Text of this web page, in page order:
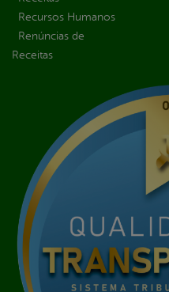
Recursos Humanos
Renúncias de
Receitas